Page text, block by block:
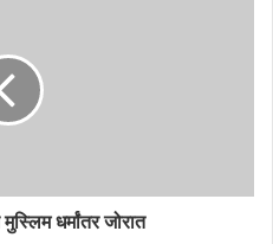
धर्मांतर जोरात